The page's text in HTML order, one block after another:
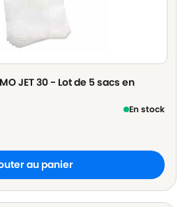
JET 30 - Lot de 5 sacs en
En stock
au panier